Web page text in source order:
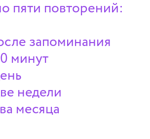
пяти повторений:
запоминания
минут
недели
месяца